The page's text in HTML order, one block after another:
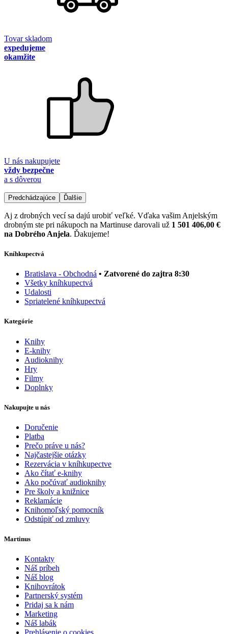
Tovar skladom
expedujeme
okamžite
U nás nakupujete
vždy bezpečne
a s dôverou
Predchádzajúce Ďalšie
Aj z drobných vecí sa dajú urobiť veľké. Vďaka vašim Anjelským
drobným ste pri nákupoch na Martinuse darovali už 1 501 406,00 €
na Dobrého Anjela. Ďakujeme!
Kníhkupectvá
Bratislava - Obchodná • Zatvorené do zajtra 8:30
Všetky kníhkupectvá
Udalosti
Spriatelené kníhkupectvá
Kategórie
Knihy
E-knihy
Audioknihy
Hry
Filmy
Doplnky
Nakupujte u nás
Doručenie
Platba
Prečo práve u nás?
Najčastejšie otázky
Rezervácia v kníhkupectve
Ako čítať e-knihy
Ako počúvať audioknihy
Pre školy a knižnice
Reklamácie
Knihomoľský pomocník
Odstúpiť od zmluvy
Martinus
Kontakty
Náš príbeh
Náš blog
Knihovrátok
Partnerský systém
Pridaj sa k nám
Marketing
Náš labák